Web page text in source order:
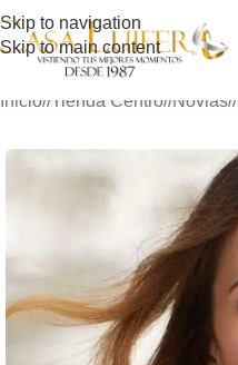
Skip to navigation
Skip to main content
Inicio/ Tienda Centro/ Novias/